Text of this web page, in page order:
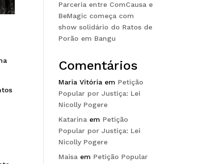
Parceria entre ComCausa e
BeMagic começa com
show solidário do Ratos de
Porão em Bangu
Comentários
Maria Vitória em Petição
Popular por Justiça: Lei
Nicolly Pogere
Katarina em Petição
Popular por Justiça: Lei
Nicolly Pogere
Maisa em Petição Popular